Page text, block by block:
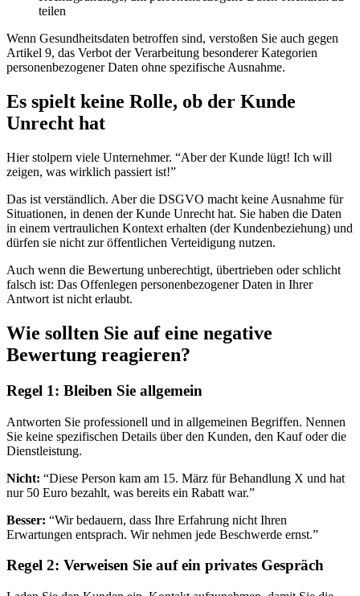
teilen
Wenn Gesundheitsdaten betroffen sind, verstoßen Sie auch gegen
Artikel 9, das Verbot der Verarbeitung besonderer Kategorien
personenbezogener Daten ohne spezifische Ausnahme.
Es spielt keine Rolle, ob der Kunde
Unrecht hat
Hier stolpern viele Unternehmer. “Aber der Kunde lügt! Ich will
zeigen, was wirklich passiert ist!”
Das ist verständlich. Aber die DSGVO macht keine Ausnahme für
Situationen, in denen der Kunde Unrecht hat. Sie haben die Daten
in einem vertraulichen Kontext erhalten (der Kundenbeziehung) und
dürfen sie nicht zur öffentlichen Verteidigung nutzen.
Auch wenn die Bewertung unberechtigt, übertrieben oder schlicht
falsch ist: Das Offenlegen personenbezogener Daten in Ihrer
Antwort ist nicht erlaubt.
Wie sollten Sie auf eine negative
Bewertung reagieren?
Regel 1: Bleiben Sie allgemein
Antworten Sie professionell und in allgemeinen Begriffen. Nennen
Sie keine spezifischen Details über den Kunden, den Kauf oder die
Dienstleistung.
Nicht: “Diese Person kam am 15. März für Behandlung X und hat
nur 50 Euro bezahlt, was bereits ein Rabatt war.”
Besser: “Wir bedauern, dass Ihre Erfahrung nicht Ihren
Erwartungen entsprach. Wir nehmen jede Beschwerde ernst.”
Regel 2: Verweisen Sie auf ein privates Gespräch